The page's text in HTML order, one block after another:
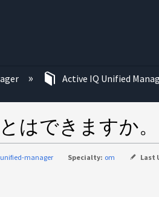
Active IQ Unified
はできますか。
manager Specialty: om Last